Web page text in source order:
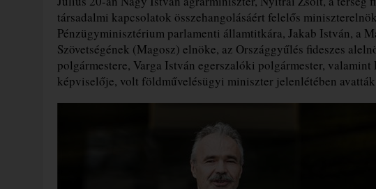
társadalmi kapcsolatok összehangolásáért felelős
Pénzügyminisztérium parlamenti államtitkára, Jakab István, a
Szövetségének (Magosz) elnöke, az Országgyűlés fideszes
polgármestere, Varga István egerszalóki polgármester, valamint
képviselője, volt földművelésügyi miniszter jelenlétében